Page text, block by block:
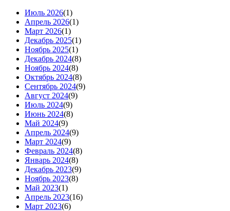
Июль 2026(1)
Апрель 2026(1)
Март 2026(1)
Декабрь 2025(1)
Ноябрь 2025(1)
Декабрь 2024(8)
Ноябрь 2024(8)
Октябрь 2024(8)
Сентябрь 2024(9)
Август 2024(9)
Июль 2024(9)
Июнь 2024(8)
Май 2024(9)
Апрель 2024(9)
Март 2024(9)
Февраль 2024(8)
Январь 2024(8)
Декабрь 2023(9)
Ноябрь 2023(8)
Май 2023(1)
Апрель 2023(16)
Март 2023(6)